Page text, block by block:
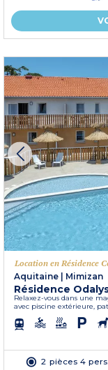
Location en Résidence
Aquitaine
Mimizan
Résidence
Relaxez-vous dans une
avec piscine extérieure,
2 pièces 4 pers.